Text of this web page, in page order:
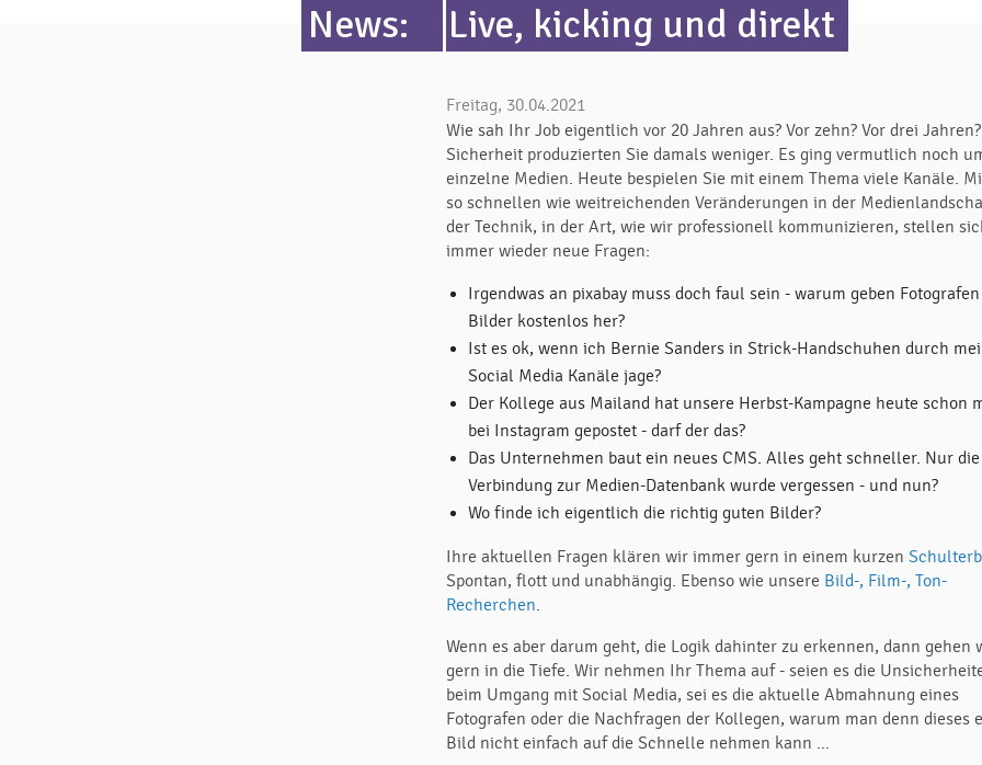
News: Live, kicking und direkt
Freitag, 30.04.2021
Wie sah Ihr Job eigentlich vor 20 Jahren aus? Vor zehn? Vor drei
Sicherheit produzierten Sie damals weniger. Es ging vermutlich noch
einzelne Medien. Heute bespielen Sie mit einem Thema viele Kanäle.
so schnellen wie weitreichenden Veränderungen in der
der Technik, in der Art, wie wir professionell kommunizieren, stellen
immer wieder neue Fragen:
Irgendwas an pixabay muss doch faul sein - warum geben
Bilder kostenlos her?
Ist es ok, wenn ich Bernie Sanders in Strick-Handschuhen durch
Social Media Kanäle jage?
Der Kollege aus Mailand hat unsere Herbst-Kampagne heute schon
bei Instagram gepostet - darf der das?
Das Unternehmen baut ein neues CMS. Alles geht schneller. Nur die
Verbindung zur Medien-Datenbank wurde vergessen - und nun?
Wo finde ich eigentlich die richtig guten Bilder?
Ihre aktuellen Fragen klären wir immer gern in einem kurzen
Spontan, flott und unabhängig. Ebenso wie unsere Bild-, Film-, Ton-
Recherchen.
Wenn es aber darum geht, die Logik dahinter zu erkennen, dann gehen
gern in die Tiefe. Wir nehmen Ihr Thema auf - seien es die
beim Umgang mit Social Media, sei es die aktuelle Abmahnung eines
Fotografen oder die Nachfragen der Kollegen, warum man denn dieses
Bild nicht einfach auf die Schnelle nehmen kann ...